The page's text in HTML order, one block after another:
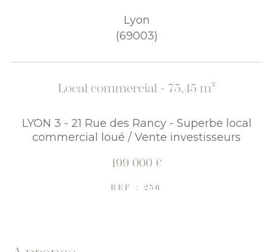
Lyon
(69003)
Local commercial - 75,45 m²
LYON 3 - 21 Rue des Rancy - Superbe local
commercial loué / Vente investisseurs
199 000 €
REF : 256
RECHERCHER